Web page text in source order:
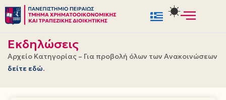
Μεταπηδήστε
στο
περιεχόμενο
Εκδηλώσεις
Αρχείο Κατηγορίας – Για προβολή όλων των Ανακοινώσεων
δείτε εδώ.